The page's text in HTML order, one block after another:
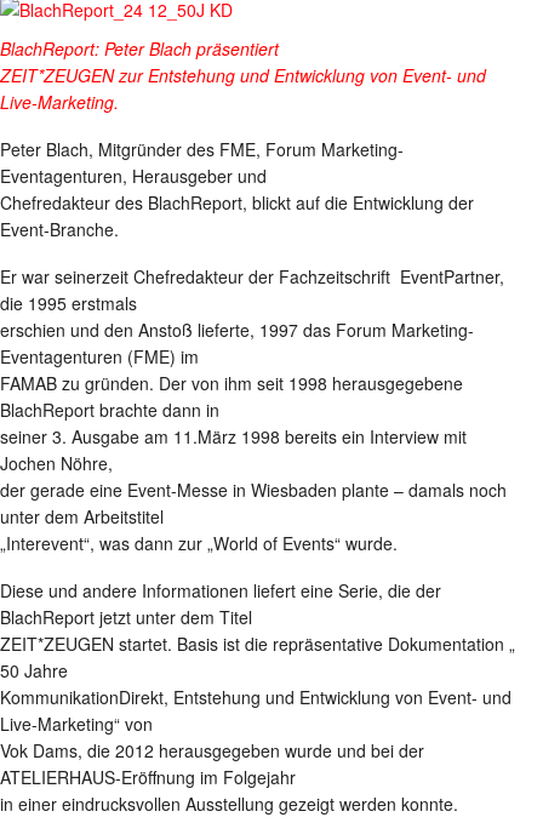
BlachReport: Peter Blach präsentiert
ZEIT*ZEUGEN zur Entstehung und Entwicklung von Event- und
Live-Marketing.
Peter Blach, Mitgründer des FME, Forum Marketing-
Eventagenturen, Herausgeber und
Chefredakteur des BlachReport, blickt auf die Entwicklung der
Event-Branche.
Er war seinerzeit Chefredakteur der Fachzeitschrift EventPartner,
die 1995 erstmals
erschien und den Anstoß lieferte, 1997 das Forum Marketing-
Eventagenturen (FME) im
FAMAB zu gründen. Der von ihm seit 1998 herausgegebene
BlachReport brachte dann in
seiner 3. Ausgabe am 11.März 1998 bereits ein Interview mit
Jochen Nöhre,
der gerade eine Event-Messe in Wiesbaden plante – damals noch
unter dem Arbeitstitel
„Interevent“, was dann zur „World of Events“ wurde.
Diese und andere Informationen liefert eine Serie, die der
BlachReport jetzt unter dem Titel
ZEIT*ZEUGEN startet. Basis ist die repräsentative Dokumentation „
50 Jahre
KommunikationDirekt, Entstehung und Entwicklung von Event- und
Live-Marketing“ von
Vok Dams, die 2012 herausgegeben wurde und bei der
ATELIERHAUS-Eröffnung im Folgejahr
in einer eindrucksvollen Ausstellung gezeigt werden konnte.